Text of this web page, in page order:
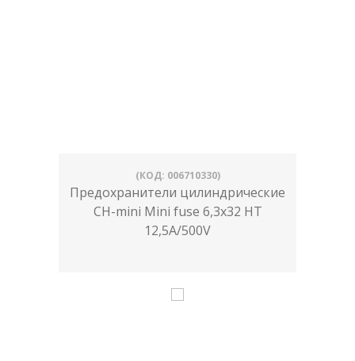
(КОД: 006710330)
Предохранители цилиндрические
CH-mini Mini fuse 6,3x32 HT
12,5A/500V